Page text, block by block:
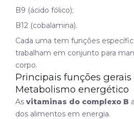
B9 (ácido fólico);
B12 (cobalamina).
Cada uma tem funções
trabalham em conjunto para
corpo.
Principais funções
Metabolismo energético
As vitaminas do complexo B
dos alimentos em energia.